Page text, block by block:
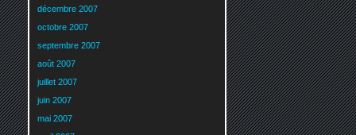
décembre 2007
octobre 2007
septembre 2007
août 2007
juillet 2007
juin 2007
mai 2007